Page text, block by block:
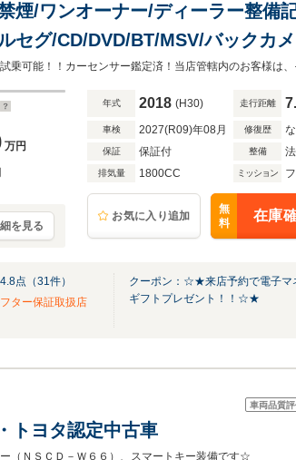
煙/ワンオーナー/ディーラー整備
セグ/CD/DVD/BT/MSV/バックカ
スイッチ/電動パーキングブレーキ
万円
を見る
年式 2018 (H30) 走行距離
車検 2027(R09)年08月 修復歴
保証 保証付 整備
排気量 1800CC ミッション
お気に入り追加
無
料
在庫
4.8点（31件）
ター保証取扱店
クーポン：☆★来店予約で電子マ
ギフトプレゼント！！☆★
車両品質
トヨタ認定中古車
（ＮＳＣＤ－Ｗ６６）、スマートキー装備です☆